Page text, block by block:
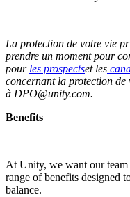
La protection de votre vie
prendre un moment pour
pour les prospectset les
concernant la protection de
à DPO@unity.com.
Benefits
At Unity, we want our
range of benefits designed
balance.